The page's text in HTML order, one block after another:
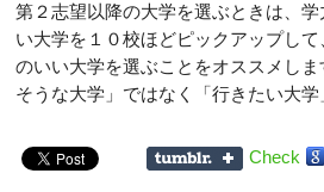
第２志望以降の大学を選ぶときは、
い大学を１０校ほどピックアップし
のいい大学を選ぶことをオススメし
そうな大学」ではなく「行きたい大学
Check